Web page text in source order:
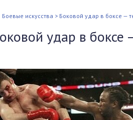
Боевые искусства > Боковой удар в боксе —
удар в боксе